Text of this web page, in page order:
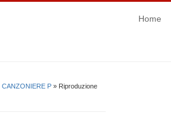
Home
CANZONIERE P » Riproduzione